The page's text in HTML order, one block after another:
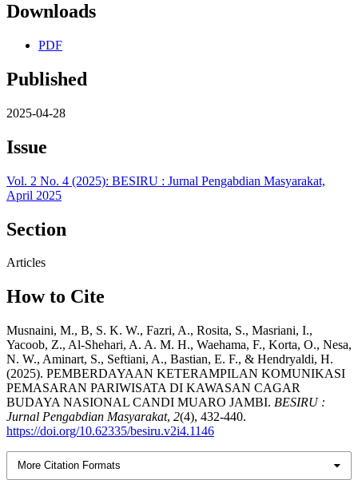
Downloads
PDF
Published
2025-04-28
Issue
Vol. 2 No. 4 (2025): BESIRU : Jurnal Pengabdian Masyarakat,
April 2025
Section
Articles
How to Cite
Musnaini, M., B, S. K. W., Fazri, A., Rosita, S., Masriani, I.,
Yacoob, Z., Al-Shehari, A. A. M. H., Waehama, F., Korta, O., Nesa,
N. W., Aminart, S., Seftiani, A., Bastian, E. F., & Hendryaldi, H.
(2025). PEMBERDAYAAN KETERAMPILAN KOMUNIKASI
PEMASARAN PARIWISATA DI KAWASAN CAGAR
BUDAYA NASIONAL CANDI MUARO JAMBI. BESIRU :
Jurnal Pengabdian Masyarakat, 2(4), 432-440.
https://doi.org/10.62335/besiru.v2i4.1146
More Citation Formats